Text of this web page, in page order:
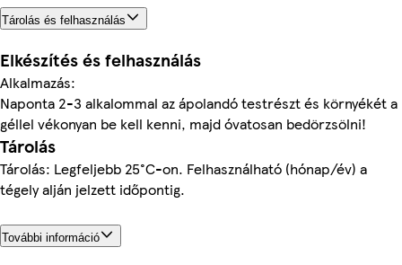
Tárolás és felhasználás
Elkészítés és felhasználás
Alkalmazás:
Naponta 2-3 alkalommal az ápolandó testrészt és környékét a
géllel vékonyan be kell kenni, majd óvatosan bedörzsölni!
Tárolás
Tárolás: Legfeljebb 25°C-on. Felhasználható (hónap/év) a
tégely alján jelzett időpontig.
További információ